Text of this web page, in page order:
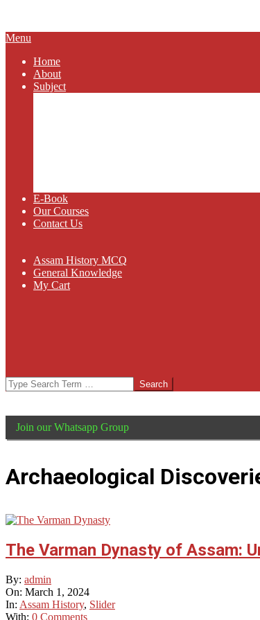
Primary
Menu
Menu
Home
About
Subject
E-Book
Our Courses
Contact Us
Assam History MCQ
General Knowledge
My Cart
Search
Join our Whatsapp Group
Archaeological
The Varman Dynasty of Assam:
2024-
03-
01
By: admin
On: March 1, 2024
In: Assam History, Slider
With: 0 Comments